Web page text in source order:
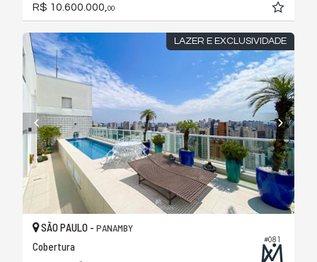
R$ 10.600.000, 00
LAZER E EXCLUSIVIDADE
#081
SÃO PAULO - PANAMBY
Cobertura